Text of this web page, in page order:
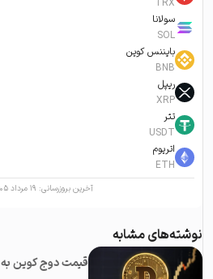
TRX
سولانا
SOL
بایننس کوین
BNB
ریپل
XRP
تتر
USDT
اتریوم
ETH
آخرین بروزرسانی: ۱۹ مرداد ۱۴۰۵ ۲۲:۴۶
نوشته‌های مشابه
قیمت دوج کوین به ۱۰ دلار می‌رسد!